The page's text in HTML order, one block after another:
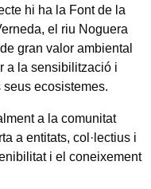
hi ha la Font de la
el riu Noguera
gran valor ambiental
a la sensibilització i
seus ecosistemes.
a la comunitat
a entitats, col·lectius i
i el coneixement